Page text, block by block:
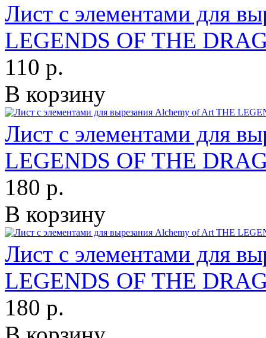
Лист с элементами для
LEGENDS OF THE
110 р.
В корзину
Лист с элементами для
LEGENDS OF THE
180 р.
В корзину
Лист с элементами для
LEGENDS OF THE
180 р.